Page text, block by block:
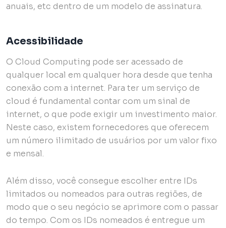
anuais, etc dentro de um modelo de assinatura.
Acessibilidade
O Cloud Computing pode ser acessado de
qualquer local em qualquer hora desde que tenha
conexão com a internet. Para ter um serviço de
cloud é fundamental contar com um sinal de
internet, o que pode exigir um investimento maior.
Neste caso, existem fornecedores que oferecem
um número ilimitado de usuários por um valor fixo
e mensal.
Além disso, você consegue escolher entre IDs
limitados ou nomeados para outras regiões, de
modo que o seu negócio se aprimore com o passar
do tempo. Com os IDs nomeados é entregue um